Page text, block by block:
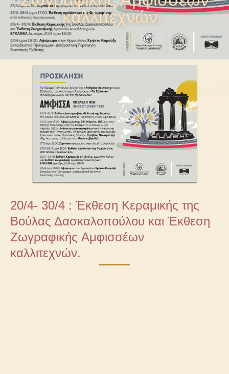
καλλιτεχνών.
20/4- 30/4 : Έκθεση Κεραμικής της
Βούλας Δασκαλοπούλου και Έκθεση
Ζωγραφικής Αμφισσέων
καλλιτεχνών.